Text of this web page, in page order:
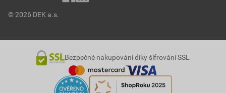
© 2026 DEK a.s.
Bezpečné nakupování díky šifrování SSL